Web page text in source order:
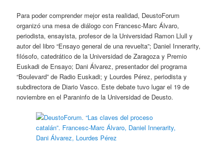
Para poder comprender mejor esta realidad, DeustoForum
organizó una mesa de diálogo con Francesc-Marc Álvaro,
periodista, ensayista, profesor de la Universidad Ramon Llull y
autor del libro “Ensayo general de una revuelta”; Daniel Innerarity,
filósofo, catedrático de la Universidad de Zaragoza y Premio
Euskadi de Ensayo; Dani Álvarez, presentador del programa
“Boulevard” de Radio Euskadi; y Lourdes Pérez, periodista y
subdirectora de Diario Vasco. Este debate tuvo lugar el 19 de
noviembre en el Paraninfo de la Universidad de Deusto.